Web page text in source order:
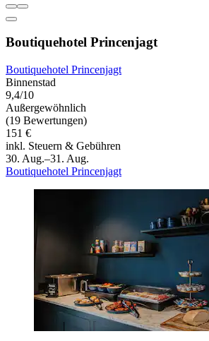
Boutiquehotel Princenjagt
Boutiquehotel Princenjagt
Binnenstad
9,4/10
Außergewöhnlich
(19 Bewertungen)
151 €
inkl. Steuern & Gebühren
30. Aug.–31. Aug.
Boutiquehotel Princenjagt